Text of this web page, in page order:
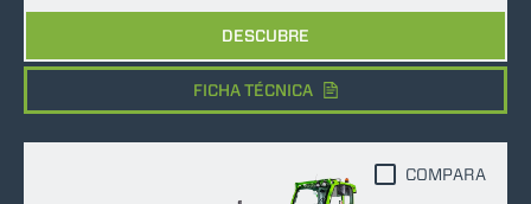
DESCUBRE
FICHA TÉCNICA
COMPARA